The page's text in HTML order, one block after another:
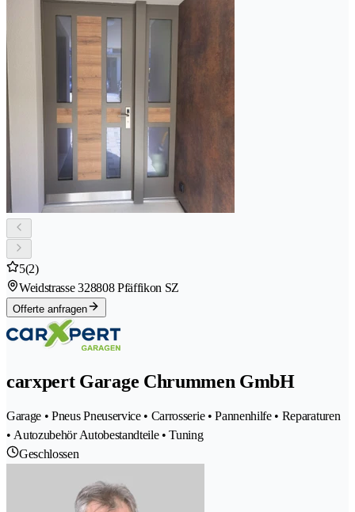
5(2)
Weidstrasse 328808 Pfäffikon SZ
Offerte anfragen
carxpert Garage Chrummen GmbH
Garage • Pneus Pneuservice • Carrosserie • Pannenhilfe • Reparaturen
• Autozubehör Autobestandteile • Tuning
Geschlossen